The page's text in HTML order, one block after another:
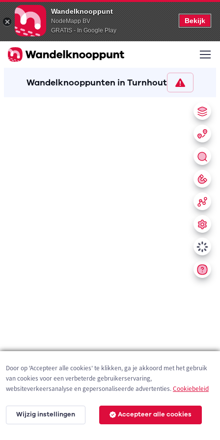
Wandelknooppunt
NodeMapp BV
GRATIS - In Google Play
Bekijk
Wandelknooppunten in Turnhout
2 km
Door op 'Accepteer alle cookies' te klikken, ga je akkoord met het gebruik
van cookies voor een verbeterde gebruikerservaring,
websiteverkeersanalyse en gepersonaliseerde advertenties.Cookiebeleid
Wijzig instellingen Accepteer alle cookies